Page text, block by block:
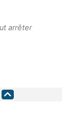
arrêter